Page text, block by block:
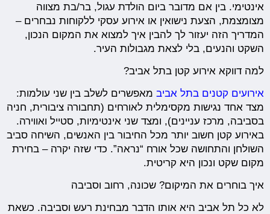
אינטימי. בין אם מדובר ביום הולדת עגול, בר/בת מצווה
מצומצמת, הצעת נישואין או אירוע עסקי ללקוחות נבחרים –
המדריך הזה יעזור לך להבין איך למצוא את המקום הנכון,
השקט והנעים, בלי לצאת מגבולות העיר.
למה דווקא אירוע קטן בתל אביב?
אירועים קטנים בתל אביב מאפשרים לשלב בין שני עולמות:
מצד אחד נגישות מקסימלית לאורחים (תחבורה ציבורית, חניה
בסביבה, מרכז עניינים), ומצד שני אינטימיות, סטייל ואווירה.
באירוע קטן חשוב יותר מכל החיבור בין האנשים, השיחה סביב
השולחן והתחושה שכל אורח “נראה”. כדי שזה יקרה – בחירת
מקום שקט ונכון היא קריטית.
איך בוחרים את המיקום? שכונה, רחוב וסביבה
לא כל תל אביב היא אותו הדבר מבחינת רעש וסביבה. כשאת